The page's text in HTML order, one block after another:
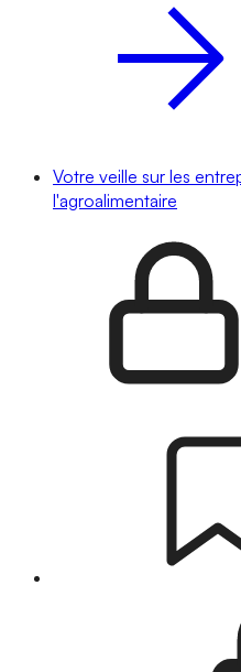
Votre veille sur les
l'agroalimentaire